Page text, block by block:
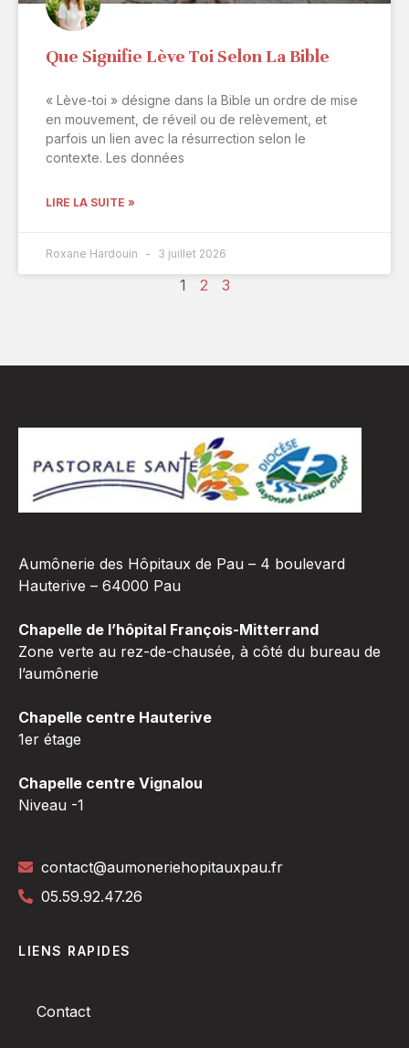
Que Signifie Lève Toi Selon La Bible
« Lève-toi » désigne dans la Bible un ordre de mise
en mouvement, de réveil ou de relèvement, et
parfois un lien avec la résurrection selon le
contexte. Les données
LIRE LA SUITE »
Roxane Hardouin 3 juillet 2026
1 2 3
Aumônerie des Hôpitaux de Pau – 4 boulevard
Hauterive – 64000 Pau
Chapelle de l’hôpital François-Mitterrand
Zone verte au rez-de-chausée, à côté du bureau de
l’aumônerie
Chapelle centre Hauterive
1er étage
Chapelle centre Vignalou
Niveau -1
contact@aumoneriehopitauxpau.fr
05.59.92.47.26
LIENS RAPIDES
Contact